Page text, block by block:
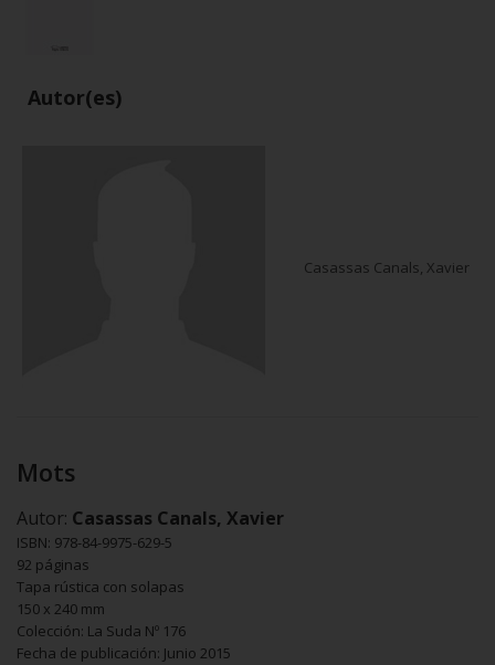
Autor(es)
Casassas Canals, Xavier
Mots
Autor: Casassas Canals, Xavier
ISBN: 978-84-9975-629-5
92 páginas
Tapa rústica con solapas
150 x 240 mm
Colección: La Suda Nº 176
Fecha de publicación: Junio 2015